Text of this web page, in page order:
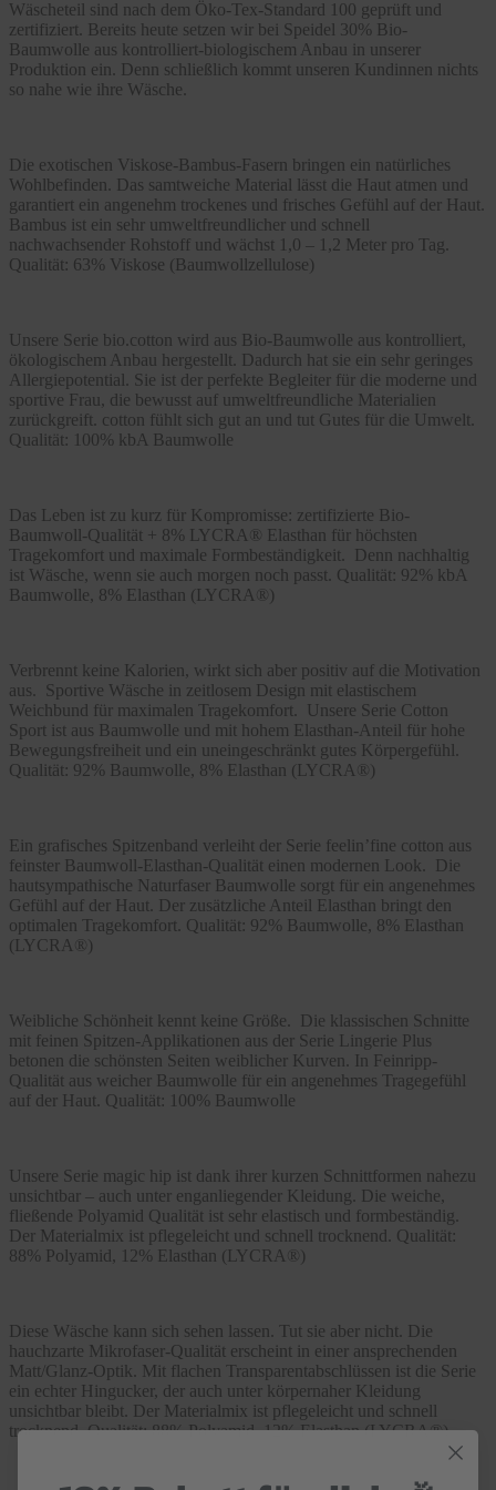
Wäscheteil sind nach dem Öko-Tex-Standard 100 geprüft und
zertifiziert. Bereits heute setzen wir bei Speidel 30% Bio-
Baumwolle aus kontrolliert-biologischem Anbau in unserer
Produktion ein. Denn schließlich kommt unseren Kundinnen nichts
so nahe wie ihre Wäsche.
Die exotischen Viskose-Bambus-Fasern bringen ein natürliches
Wohlbefinden. Das samtweiche Material lässt die Haut atmen und
garantiert ein angenehm trockenes und frisches Gefühl auf der Haut.
Bambus ist ein sehr umweltfreundlicher und schnell
nachwachsender Rohstoff und wächst 1,0 – 1,2 Meter pro Tag.
Qualität: 63% Viskose (Baumwollzellulose)
Unsere Serie bio.cotton wird aus Bio-Baumwolle aus kontrolliert,
ökologischem Anbau hergestellt. Dadurch hat sie ein sehr geringes
Allergiepotential. Sie ist der perfekte Begleiter für die moderne und
sportive Frau, die bewusst auf umweltfreundliche Materialien
zurückgreift. cotton fühlt sich gut an und tut Gutes für die Umwelt.
Qualität: 100% kbA Baumwolle
Das Leben ist zu kurz für Kompromisse: zertifizierte Bio-
Baumwoll-Qualität + 8% LYCRA® Elasthan für höchsten
Tragekomfort und maximale Formbeständigkeit. Denn nachhaltig
ist Wäsche, wenn sie auch morgen noch passt. Qualität: 92% kbA
Baumwolle, 8% Elasthan (LYCRA®)
Verbrennt keine Kalorien, wirkt sich aber positiv auf die Motivation
aus. Sportive Wäsche in zeitlosem Design mit elastischem
Weichbund für maximalen Tragekomfort. Unsere Serie Cotton
Sport ist aus Baumwolle und mit hohem Elasthan-Anteil für hohe
Bewegungsfreiheit und ein uneingeschränkt gutes Körpergefühl.
Qualität: 92% Baumwolle, 8% Elasthan (LYCRA®)
Ein grafisches Spitzenband verleiht der Serie feelin’fine cotton aus
feinster Baumwoll-Elasthan-Qualität einen modernen Look. Die
hautsympathische Naturfaser Baumwolle sorgt für ein angenehmes
Gefühl auf der Haut. Der zusätzliche Anteil Elasthan bringt den
optimalen Tragekomfort. Qualität: 92% Baumwolle, 8% Elasthan
(LYCRA®)
Weibliche Schönheit kennt keine Größe. Die klassischen Schnitte
mit feinen Spitzen-Applikationen aus der Serie Lingerie Plus
betonen die schönsten Seiten weiblicher Kurven. In Feinripp-
Qualität aus weicher Baumwolle für ein angenehmes Tragegefühl
auf der Haut. Qualität: 100% Baumwolle
Unsere Serie magic hip ist dank ihrer kurzen Schnittformen nahezu
unsichtbar – auch unter enganliegender Kleidung. Die weiche,
fließende Polyamid Qualität ist sehr elastisch und formbeständig.
Der Materialmix ist pflegeleicht und schnell trocknend. Qualität:
88% Polyamid, 12% Elasthan (LYCRA®)
Diese Wäsche kann sich sehen lassen. Tut sie aber nicht. Die
hauchzarte Mikrofaser-Qualität erscheint in einer ansprechenden
Matt/Glanz-Optik. Mit flachen Transparentabschlüssen ist die Serie
ein echter Hingucker, der auch unter körpernaher Kleidung
unsichtbar bleibt. Der Materialmix ist pflegeleicht und schnell
trocknend. Qualität: 88% Polyamid, 12% Elasthan (LYCRA®)